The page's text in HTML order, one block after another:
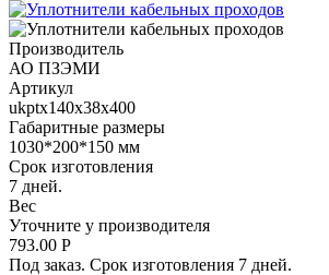
Производитель
АО ПЗЭМИ
Артикул
ukptx140х38x400
Габаритные размеры
1030*200*150 мм
Срок изготовления
7 дней.
Вес
Уточните у производителя
793.00 Р
Под заказ. Срок изготовления 7 дней.